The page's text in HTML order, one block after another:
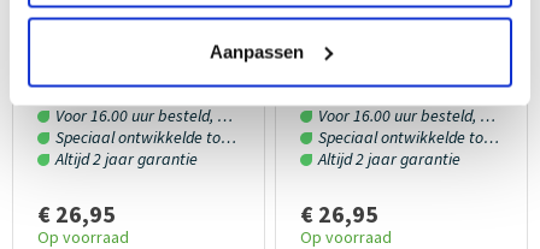
Aanpassen
2300
Voor 16.00 uur besteld, morgen in huis!
Speciaal ontwikkelde toner en inkt
Altijd 2 jaar garantie
€ 26,95
Op voorraad
Drum huismerk DR-
2200
Voor 16.00 uur besteld, morgen in huis!
Speciaal ontwikkelde toner en inkt
Altijd 2 jaar garantie
€ 26,95
Op voorraad